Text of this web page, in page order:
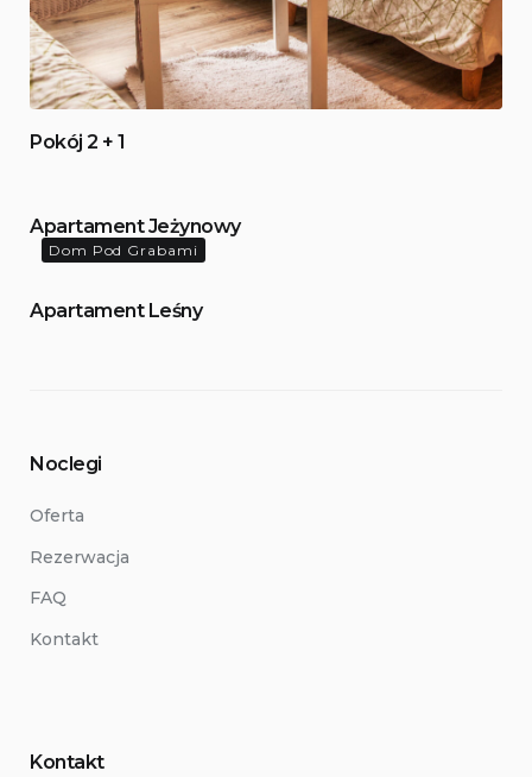
Pokój 2 + 1
Apartament Jeżynowy
Dom Pod Grabami
Apartament Leśny
Noclegi
Oferta
Rezerwacja
FAQ
Kontakt
Kontakt